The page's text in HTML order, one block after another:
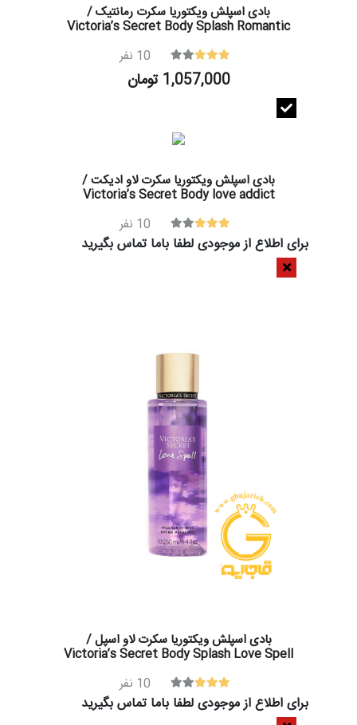
بادی اسپلش ویکتوریا سکرت رمانتیک /
Victoria’s Secret Body Splash Romantic
10 نفر
1,057,000 تومان
بادی اسپلش ویکتوریا سکرت لاو ادیکت /
Victoria’s Secret Body love addict
10 نفر
برای اطلاع از موجودی لطفا باما تماس بگیرید
بادی اسپلش ویکتوریا سکرت لاو اسپل /
Victoria’s Secret Body Splash Love Spell
10 نفر
برای اطلاع از موجودی لطفا باما تماس بگیرید